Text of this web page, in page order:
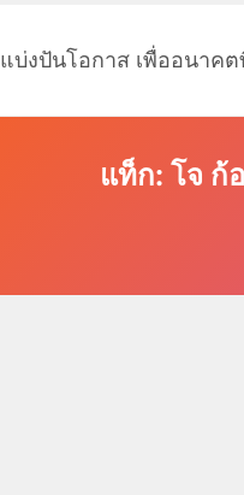
แบ่งปันโอกาส เพื่ออนาค
แท็ก: โจ ก้